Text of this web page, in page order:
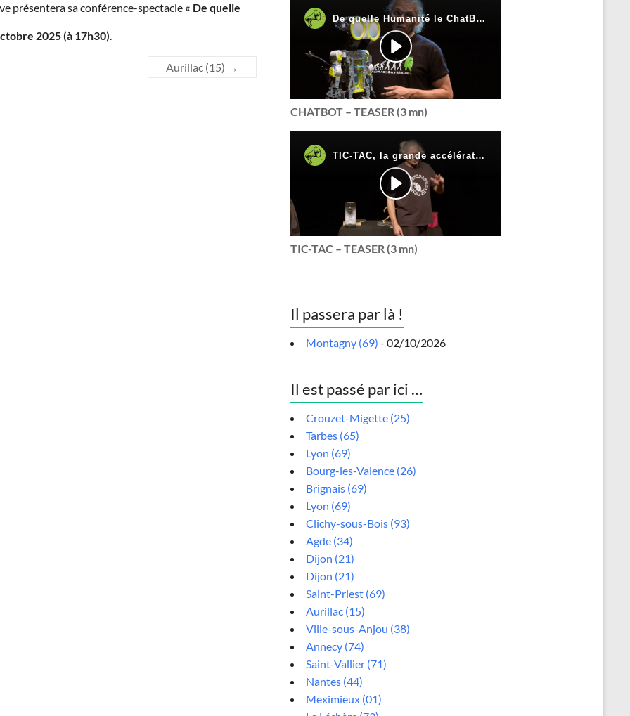
présentera sa conférence-spectacle « De quelle
2025 (à 17h30).
Aurillac (15) →
CHATBOT – TEASER (3 mn)
TIC-TAC – TEASER (3 mn)
Il passera par là !
Montagny (69) - 02/10/2026
Il est passé par ici …
Crouzet-Migette (25)
Tarbes (65)
Lyon (69)
Bourg-les-Valence (26)
Brignais (69)
Lyon (69)
Clichy-sous-Bois (93)
Agde (34)
Dijon (21)
Dijon (21)
Saint-Priest (69)
Aurillac (15)
Ville-sous-Anjou (38)
Annecy (74)
Saint-Vallier (71)
Nantes (44)
Meximieux (01)